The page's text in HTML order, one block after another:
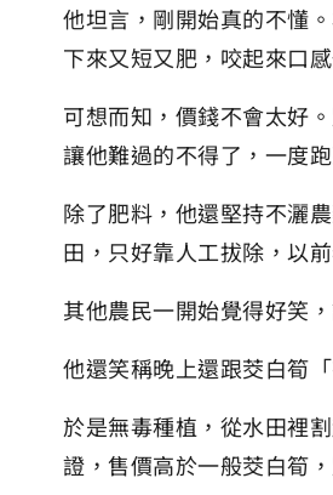
他坦言，剛開始真的不懂
下來又短又肥，咬起來口
可想而知，價錢不會太好
讓他難過的不得了，一度
除了肥料，他還堅持不灑
田，只好靠人工拔除，以
其他農民一開始覺得好笑
他還笑稱晚上還跟茭白筍
於是無毒種植，從水田裡
證，售價高於一般茭白筍